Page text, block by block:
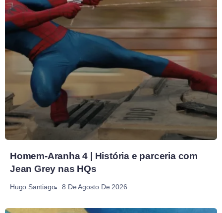
Homem-Aranha 4 | História e parceria com
Jean Grey nas HQs
Hugo Santiago 8 De Agosto De 2026